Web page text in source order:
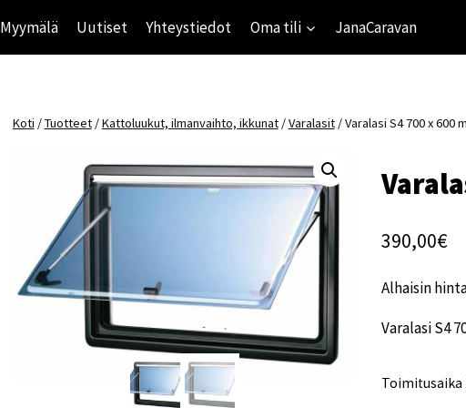
Myymälä Uutiset Yhteystiedot Oma tili JanaCaravan
Koti /Tuotteet /Kattoluukut, ilmanvaihto, ikkunat /Varalasit /Varalasi S4 700 x 600
390,00€
Alhaisin
Varalasi S4
Toimitusaika